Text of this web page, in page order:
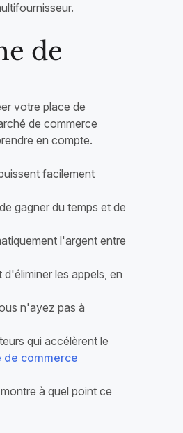
de
votre place de
de commerce
en compte.
facilement
gagner du temps et de
l'argent entre
les appels, en
n'ayez pas à
qui accélèrent le
de commerce
à quel point ce